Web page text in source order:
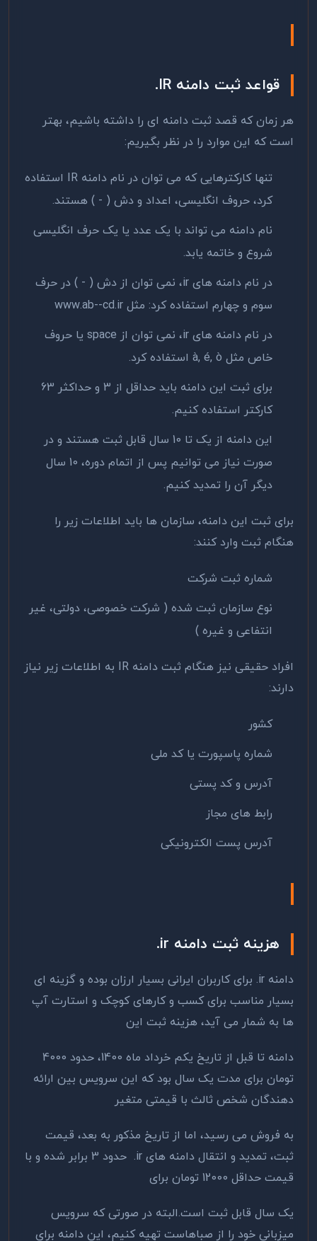
قواعد ثبت دامنه IR
.
هر زمان که قصد ثبت دامنه ای را داشته باشیم، بهتر
است که این موارد را در نظر بگیریم:
تنها کارکترهایی که می توان در نام دامنه IR استفاده
کرد، حروف انگلیسی، اعداد و دش ( - ) هستند.
نام دامنه می تواند با یک عدد یا یک حرف انگلیسی
شروع و خاتمه یابد.
در نام دامنه های ir، نمی توان از دش ( - ) در حرف
سوم و چهارم استفاده کرد: مثل www.ab--cd.ir
در نام دامنه های ir، نمی توان از space یا حروف
خاص مثل à, é, ò استفاده کرد.
برای ثبت این دامنه باید حداقل از 3 و حداکثر 63
کارکتر استفاده کنیم.
این دامنه از یک تا 10 سال قابل ثبت هستند و در
صورت نیاز می توانیم پس از اتمام دوره، 10 سال
دیگر آن را تمدید کنیم.
برای ثبت این دامنه، سازمان ها باید اطلاعات زیر را
هنگام ثبت وارد کنند:
شماره ثبت شرکت
نوع سازمان ثبت شده ( شرکت خصوصی، دولتی، غیر
انتفاعی و غیره )
افراد حقیقی نیز هنگام ثبت دامنه IR به اطلاعات زیر نیاز
دارند:
کشور
شماره پاسپورت یا کد ملی
آدرس و کد پستی
رابط های مجاز
آدرس پست الکترونیکی
هزینه ثبت دامنه ir
.
دامنه ir. برای کاربران ایرانی بسیار ارزان بوده و گزینه ای
بسیار مناسب برای کسب و کارهای کوچک و استارت آپ
ها به شمار می آید، هزینه ثبت این
دامنه تا قبل از تاریخ یکم خرداد ماه 1400، حدود 4000
تومان برای مدت یک سال بود که این سرویس بین ارائه
دهندگان شخص ثالث با قیمتی متغیر
به فروش می رسید، اما از تاریخ مذکور به بعد، قیمت
ثبت، تمدید و انتقال دامنه های ir. حدود 3 برابر شده و با
قیمت حداقل 12000 تومان برای
یک سال قابل ثبت است.البته در صورتی که سرویس
میزبانی خود را از صباهاست تهیه کنیم، این دامنه برای